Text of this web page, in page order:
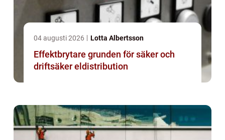
04 augusti 2026 Lotta Albertsson
Effektbrytare grunden för säker och
driftsäker eldistribution